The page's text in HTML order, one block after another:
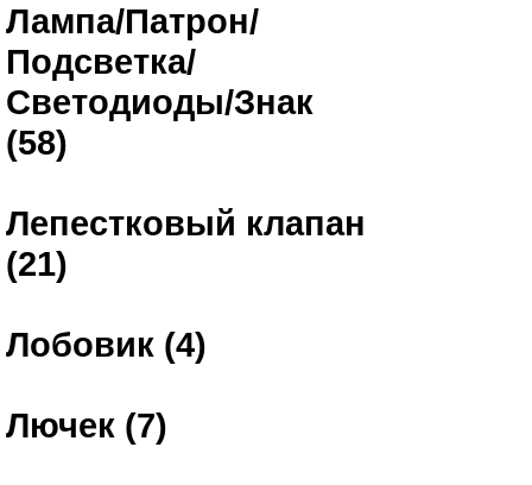
Лампа/Патрон/
Подсветка/
Светодиоды/Знак
(58)
Лепестковый клапан
(21)
Лобовик (4)
Лючек (7)